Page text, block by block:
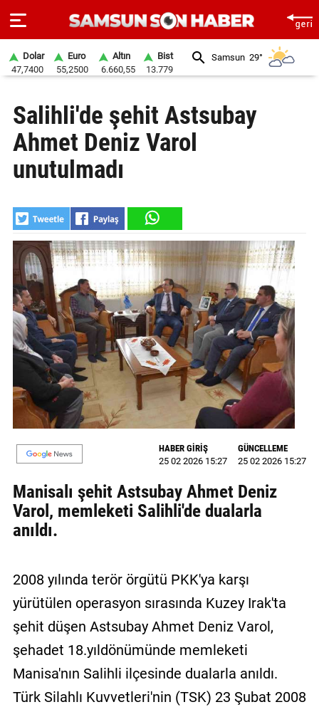
SAYFA
SAMSUN
HABER
GÜNDEM
SİYASET
EKONOMİ
DÜNYA
MAGAZİN
GALERİ
VİDEO
BİZE
ULAŞIN
Künye
Gizlilik
Politikası
Dolar
47,7400
Euro
55,2500
Altın
6.660,55
Bist
13.779
Samsun 29°
Salihli'de şehit Astsubay
Ahmet Deniz Varol
unutulmadı
HABER GİRİŞ
25 02 2026 15:27
GÜNCELLEME
25 02 2026 15:27
Manisalı şehit Astsubay Ahmet Deniz
Varol, memleketi Salihli'de dualarla
anıldı.
2008 yılında terör örgütü PKK'ya karşı
yürütülen operasyon sırasında Kuzey Irak'ta
şehit düşen Astsubay Ahmet Deniz Varol,
şehadet 18.yıldönümünde memleketi
Manisa'nın Salihli ilçesinde dualarla anıldı.
Türk Silahlı Kuvvetleri'nin (TSK) 23 Şubat 2008